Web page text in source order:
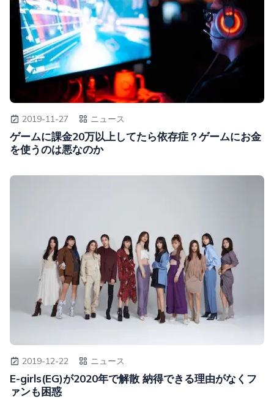
2019-11-27 ニュース
ゲームに課金20万以上してたら依存症？ゲームにお金
を使うのは悪なのか
2019-12-22 ニュース
E-girls(EG)が2020年で解散 納得できる理由がなくフ
ァンも困惑